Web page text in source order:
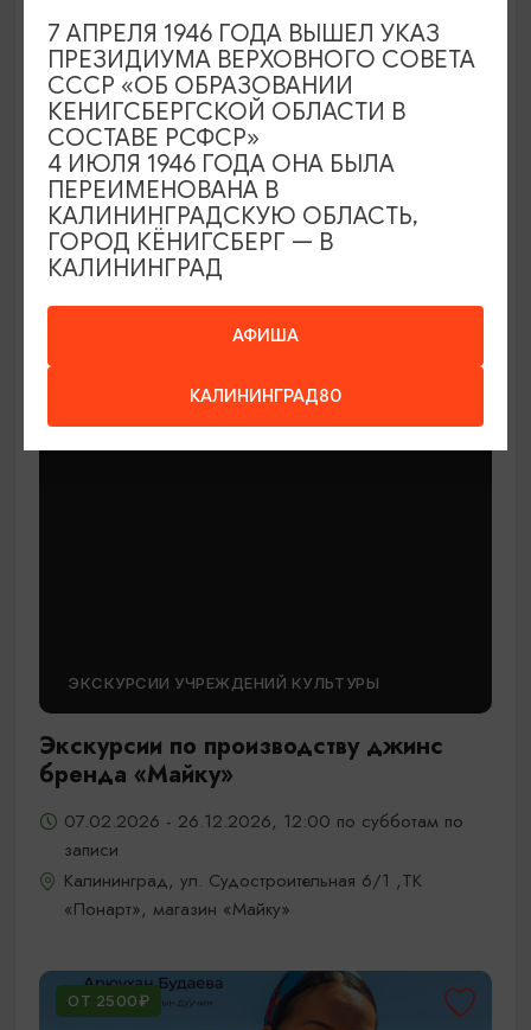
МАСТЕР-КЛАССЫ
Мастер-классы по керамике Елены
Бодяковой
Калининград, ул. Баранова, 45
ЭКСКУРСИИ УЧРЕЖДЕНИЙ КУЛЬТУРЫ
Экскурсии по производству джинс
бренда «Майку»
07.02.2026 - 26.12.2026, 12:00 по субботам по
записи
Калининград, ул. Судостроительная 6/1 ,ТК
«Понарт», магазин «Майку»
ОТ 2500₽
АФИША
КАЛИНИНГРАД80
7 АПРЕЛЯ 1946 ГОДА ВЫШЕЛ УКАЗ
ПРЕЗИДИУМА ВЕРХОВНОГО СОВЕТА
СССР «ОБ ОБРАЗОВАНИИ
КЕНИГСБЕРГСКОЙ ОБЛАСТИ В
СОСТАВЕ РСФСР»
4 ИЮЛЯ 1946 ГОДА ОНА БЫЛА
ПЕРЕИМЕНОВАНА В
КАЛИНИНГРАДСКУЮ ОБЛАСТЬ,
ГОРОД КЁНИГСБЕРГ — В
КАЛИНИНГРАД